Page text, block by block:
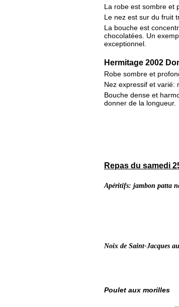
La robe est sombre et
Le nez est sur du fruit
La bouche est
chocolatées. Un
exceptionnel.
Hermitage 2002
Robe sombre et
Nez expressif et varié:
Bouche dense et
donner de la longueur.
Repas du samedi
Apéritifs: jambon patta
Noix de Saint-Jacques
Poulet aux morilles